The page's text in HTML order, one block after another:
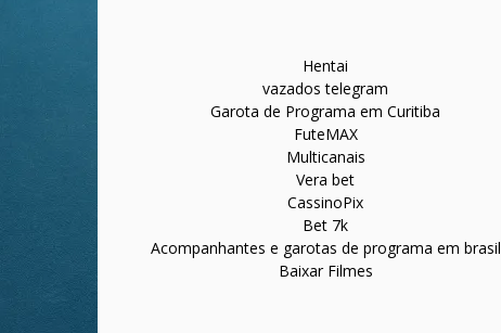
Hentai
vazados telegram
Garota de Programa em Curitiba
FuteMAX
Multicanais
Vera bet
CassinoPix
Bet 7k
Acompanhantes e garotas de programa em brasil
Baixar Filmes